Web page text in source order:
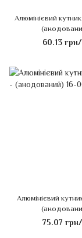
Алюмінієвий кутник
60.13
Алюмінієвий
75.07